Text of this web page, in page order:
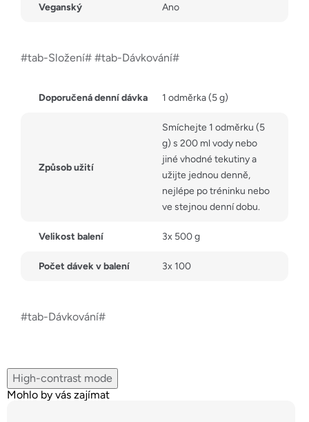
Veganský Ano
#tab-Složení# #tab-Dávkování#
Doporučená denní dávka 1 odměrka (5 g)
Způsob užití
Smíchejte 1 odměrku (5
g) s 200 ml vody nebo
jiné vhodné tekutiny a
užijte jednou denně,
nejlépe po tréninku nebo
ve stejnou denní dobu.
Velikost balení 3x 500 g
Počet dávek v balení 3x 100
#tab-Dávkování#
High-contrast mode
Mohlo by vás zajímat